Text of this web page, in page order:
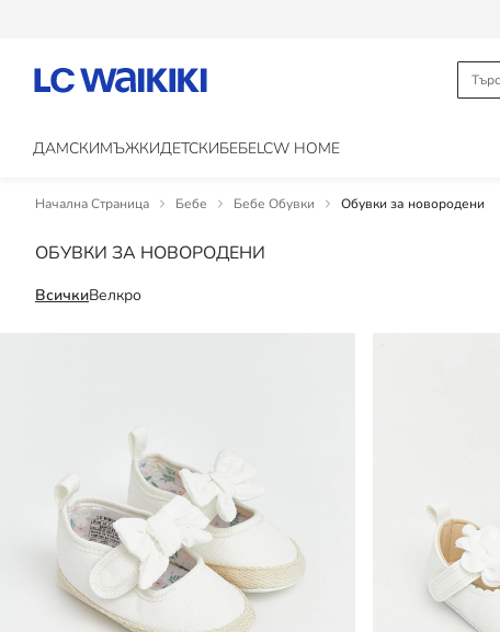
ДАМСКИМЪЖКИДЕТСКИБЕБЕLCW HOME
Начална Страница Бебе Бебе Обувки Обувки за новородени
ОБУВКИ ЗА НОВОРОДЕНИ
ВсичкиВелкро